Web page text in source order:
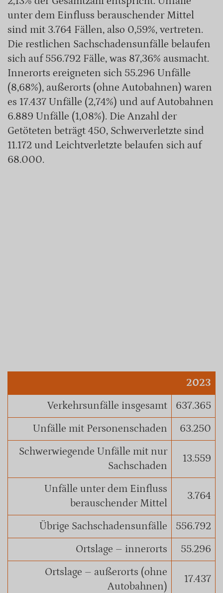
unter dem Einfluss berauschender Mittel
sind mit 3.764 Fällen, also 0,59%, vertreten.
Die restlichen Sachschadensunfälle belaufen
sich auf 556.792 Fälle, was 87,36% ausmacht.
Innerorts ereigneten sich 55.296 Unfälle
(8,68%), außerorts (ohne Autobahnen) waren
es 17.437 Unfälle (2,74%) und auf Autobahnen
6.889 Unfälle (1,08%). Die Anzahl der
Getöteten beträgt 450, Schwerverletzte sind
11.172 und Leichtverletzte belaufen sich auf
68.000.
2023
Verkehrsunfälle insgesamt
637.365
Unfälle mit Personenschaden
63.250
Schwerwiegende Unfälle mit nur
Sachschaden
13.559
Unfälle unter dem Einfluss
berauschender Mittel
3.764
Übrige Sachschadensunfälle
556.792
Ortslage – innerorts
55.296
Ortslage – außerorts (ohne
Autobahnen)
17.437